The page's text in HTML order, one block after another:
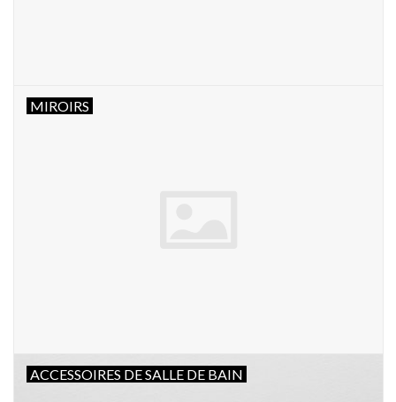
MIROIRS
ACCESSOIRES DE SALLE DE BAIN